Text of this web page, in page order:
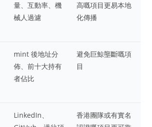
量、互動率、機
械人過濾
高嘅項目更易本地
化傳播
mint 後地址分
佈、前十大持有
者佔比
避免巨鯨壟斷嘅項
目
LinkedIn、
香港團隊或有實名